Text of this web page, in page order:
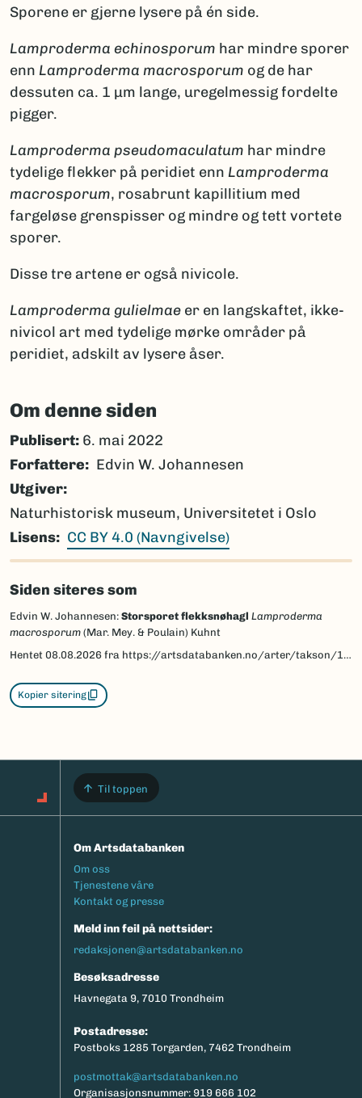
Sporene er gjerne lysere på én side.
Lamproderma echinosporum har mindre sporer
enn Lamproderma macrosporum og de har
dessuten ca. 1 µm lange, uregelmessig fordelte
pigger.
Lamproderma pseudomaculatum har mindre
tydelige flekker på peridiet enn Lamproderma
macrosporum, rosabrunt kapillitium med
fargeløse grenspisser og mindre og tett vortete
sporer.
Disse tre artene er også nivicole.
Lamproderma gulielmae er en langskaftet, ikke-
nivicol art med tydelige mørke områder på
peridiet, adskilt av lysere åser.
Om denne siden
Publisert: 6. mai 2022
Forfattere
Edvin W. Johannesen
Utgiver
Naturhistorisk museum, Universitetet i Oslo
Lisens
CC BY 4.0 (Navngivelse)
Siden siteres som
Edvin W. Johannesen: Storsporet flekksnøhagl Lamproderma
macrosporum (Mar. Mey. & Poulain) Kuhnt
Hentet 08.08.2026 fra https://artsdatabanken.no/arter/takson/199289/beskrivelse
Kopier sitering
Til toppen
Om Artsdatabanken
Footermeny
Om oss
Tjenestene våre
Kontakt og presse
Meld inn feil på nettsider:
redaksjonen@artsdatabanken.no
Besøksadresse
Havnegata 9, 7010 Trondheim
Postadresse:
Postboks 1285 Torgarden, 7462 Trondheim
postmottak@artsdatabanken.no
Organisasjonsnummer: 919 666 102